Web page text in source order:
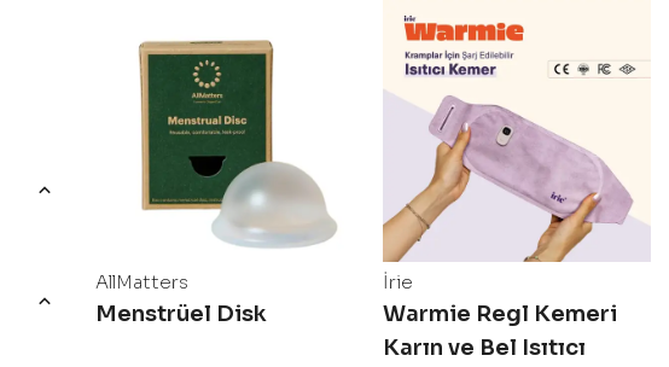
AllMatters
Menstrüel Disk
İrie
Warmie Regl Kemeri
Karın ve Bel Isıtıcı